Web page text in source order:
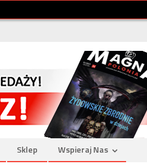
Sklep Wspieraj Nas